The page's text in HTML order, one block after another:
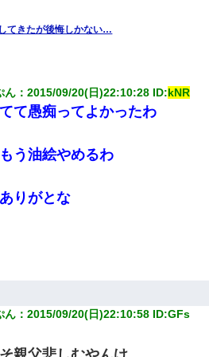
てきたが後悔しかない…
ん ：2015/09/20(日)22:10:28 ID:kNR
て愚痴ってよかったわ
う油絵やめるわ
りがとな
ん ：2015/09/20(日)22:10:58 ID:GFs